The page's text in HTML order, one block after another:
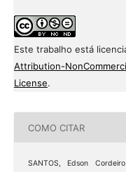
Este trabalho está
Attribution-
License.
COMO CITAR
SANTOS, Edson